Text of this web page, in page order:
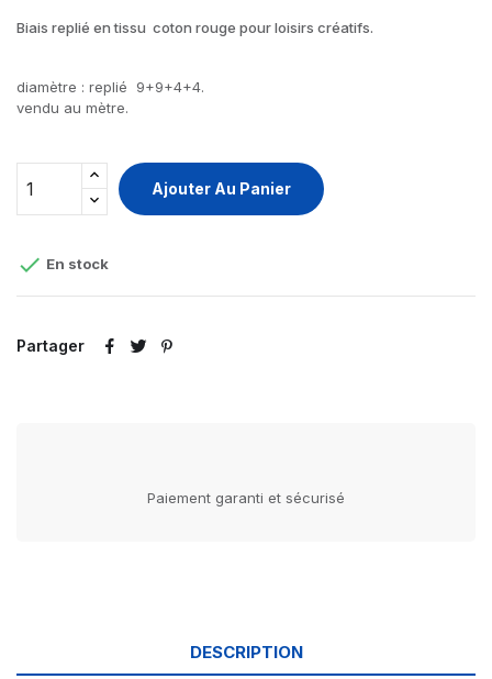
Biais replié en tissu coton rouge pour loisirs créatifs.
diamètre : replié 9+9+4+4.
vendu au mètre.
Ajouter Au Panier
 En stock
Partager
Paiement garanti et sécurisé
DESCRIPTION